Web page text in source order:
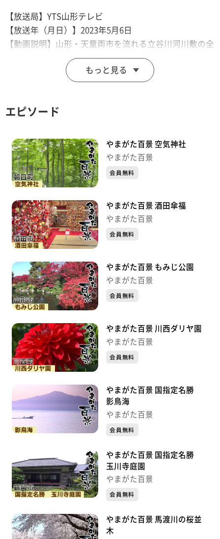
【放送局】YTS山形テレビ
【放送年（月日）】2023年5月6日
【動画説明】山形・天童両市を流れる立谷川河川敷の全
長約600メートルに広がる芝桜。秋にはキバナコスモス
も楽しめる人気の観光スポット
もっと見る
エピソード
やまがた百景 空気神社
やまがた百景
会員無料
やまがた百景 酒田傘福
やまがた百景
会員無料
やまがた百景 もみじ公園
やまがた百景
会員無料
やまがた百景 川西ダリヤ園
やまがた百景
会員無料
やまがた百景 国指定名勝
影鳥海
やまがた百景
会員無料
やまがた百景 国指定名勝
玉川寺庭園
やまがた百景
会員無料
やまがた百景 馬渡川の桜並
木